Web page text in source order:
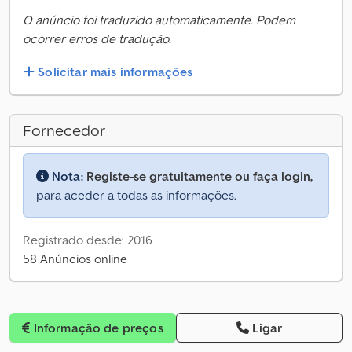
O anúncio foi traduzido automaticamente. Podem
ocorrer erros de tradução.
Solicitar mais informações
Fornecedor
Nota: Registe-se gratuitamente ou faça login,
para aceder a todas as informações.
Registrado desde: 2016
58 Anúncios online
Informação de preços Ligar